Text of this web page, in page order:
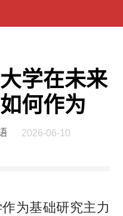
学在未来
何作为
2026-06-10
为基础研究主力